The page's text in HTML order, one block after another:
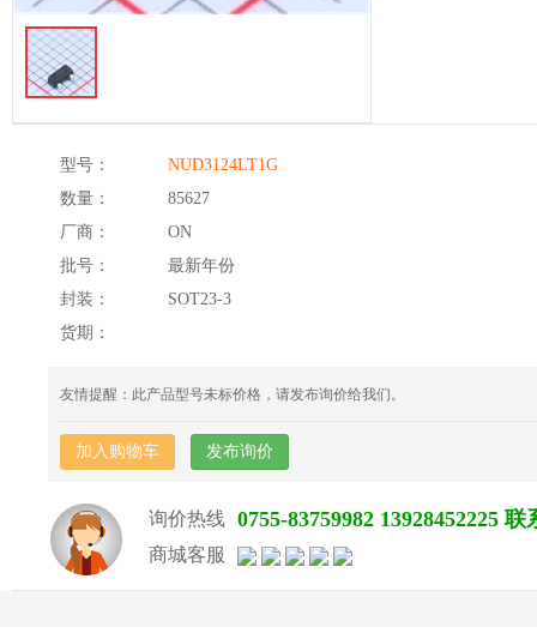
型号：
NUD3124LT1G
数量：
85627
厂商：
ON
批号：
最新年份
封装：
SOT23-3
货期：
友情提醒：此产品型号未标价格，请发布询价给我们。
加入购物车 发布询价
询价热线 0755-83759982 13928452225
商城客服